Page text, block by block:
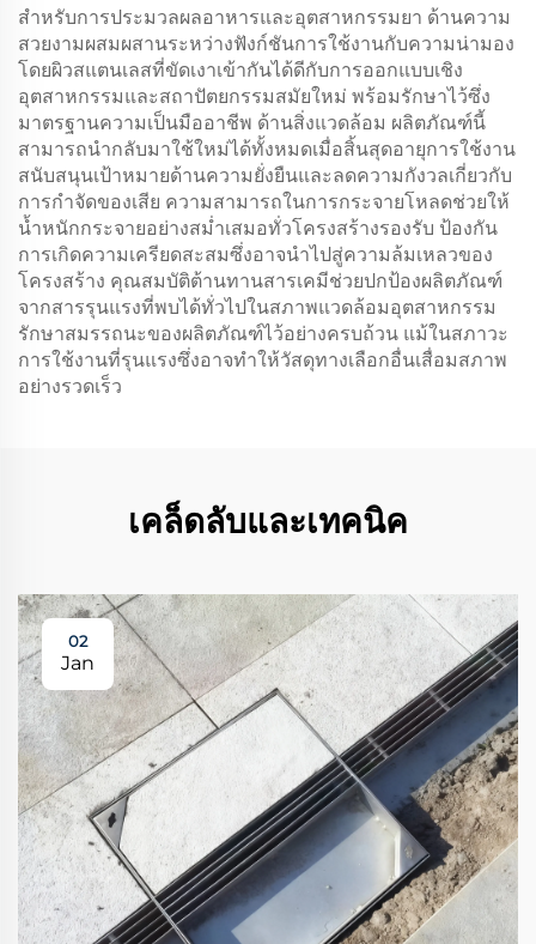
สำหรับการประมวลผลอาหารและอุตสาหกรรมยา ด้านความ
สวยงามผสมผสานระหว่างฟังก์ชันการใช้งานกับความน่ามอง
โดยผิวสแตนเลสที่ขัดเงาเข้ากันได้ดีกับการออกแบบเชิง
อุตสาหกรรมและสถาปัตยกรรมสมัยใหม่ พร้อมรักษาไว้ซึ่ง
มาตรฐานความเป็นมืออาชีพ ด้านสิ่งแวดล้อม ผลิตภัณฑ์นี้
สามารถนำกลับมาใช้ใหม่ได้ทั้งหมดเมื่อสิ้นสุดอายุการใช้งาน
สนับสนุนเป้าหมายด้านความยั่งยืนและลดความกังวลเกี่ยวกับ
การกำจัดของเสีย ความสามารถในการกระจายโหลดช่วยให้
น้ำหนักกระจายอย่างสม่ำเสมอทั่วโครงสร้างรองรับ ป้องกัน
การเกิดความเครียดสะสมซึ่งอาจนำไปสู่ความล้มเหลวของ
โครงสร้าง คุณสมบัติต้านทานสารเคมีช่วยปกป้องผลิตภัณฑ์
จากสารรุนแรงที่พบได้ทั่วไปในสภาพแวดล้อมอุตสาหกรรม
รักษาสมรรถนะของผลิตภัณฑ์ไว้อย่างครบถ้วน แม้ในสภาวะ
การใช้งานที่รุนแรงซึ่งอาจทำให้วัสดุทางเลือกอื่นเสื่อมสภาพ
อย่างรวดเร็ว
เคล็ดลับและเทคนิค
02
Jan